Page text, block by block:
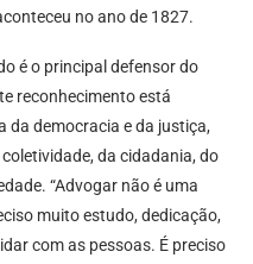
no ano de 1827.
é o principal defensor do
reconhecimento está
da democracia e da justiça,
da cidadania, do
“Advogar não é uma
muito estudo, dedicação,
com as pessoas. É preciso